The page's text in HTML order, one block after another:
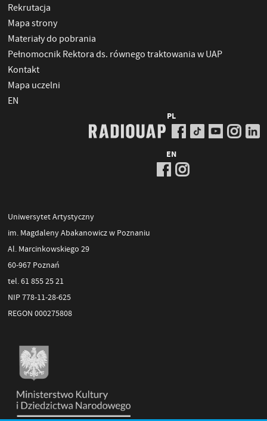
Rekrutacja
Mapa strony
Materiały do pobrania
Pełnomocnik Rektora ds. równego traktowania w UAP
Kontakt
Mapa uczelni
EN
PL
EN
Uniwersytet Artystyczny
im. Magdaleny Abakanowicz w Poznaniu
Al. Marcinkowskiego 29
60-967 Poznań
tel. 61 855 25 21
NIP 778-11-28-625
REGON 000275808